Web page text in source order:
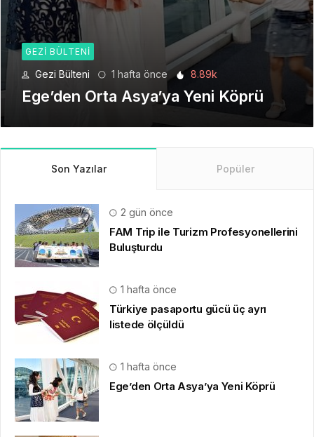
GEZI BÜLTENI
Gezi Bülteni 6.22k
Seyahat Teknolojilerinde Yeni Bir
Dönem
Son Yazılar Popüler
2 gün önce
FAM Trip ile Turizm Profesyonellerini
Buluşturdu
1 hafta önce
Türkiye pasaportu gücü üç ayrı
listede ölçüldü
1 hafta önce
Ege’den Orta Asya’ya Yeni Köprü